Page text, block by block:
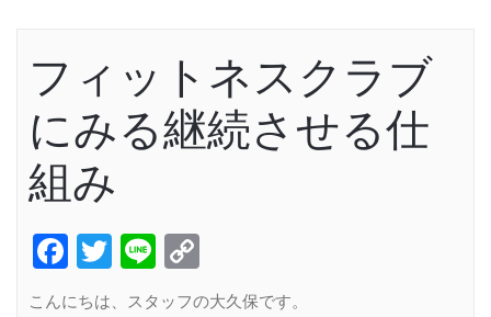
フィットネスクラブ
にみる継続させる仕
組み
Facebook
Twitter
Line
Link
こんにちは、スタッフの大久保です。